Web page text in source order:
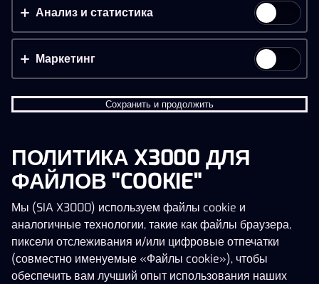
Эта игра недоступна как демо-версия.
Пожалуйста, авторизуйся, чтобы играть в
эту игру на реальные деньги.
Принять всё
Настройки и информация
Анализ и статистика
Маркетинг
Сохранить и продолжить
ПОЛИТИКА X3000 ДЛЯ
ФАЙЛОВ "COOKIE"
Мы (SIA X3000) используем файлы cookie и
аналогичные технологии, такие как файлы браузера,
пиксели отслеживания и/или цифровые отпечатки
(совместно именуемые «Файлы cookie»), чтобы
обеспечить вам лучший опыт использования наших